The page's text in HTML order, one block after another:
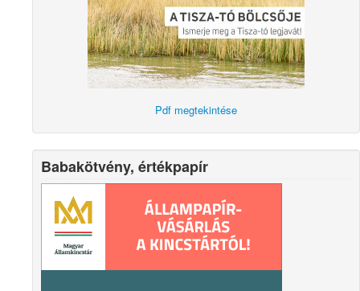
Pdf megtekintése
Babakötvény, értékpapír